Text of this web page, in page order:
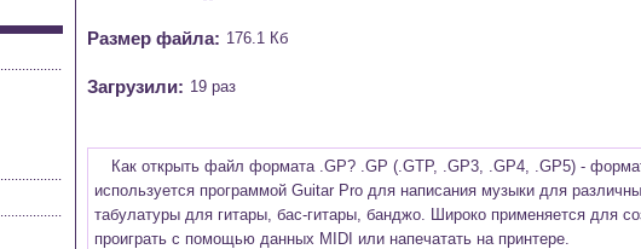
Размер файла: 176.1 Кб
Загрузили: 19 раз
Как открыть файл формата .GP? .GP (.GTP, .GP3, .GP4, .GP5) -
используется программой Guitar Pro для написания музыки для
табулатуры для гитары, бас-гитары, банджо. Широко применяется для
проиграть с помощью данных MIDI или напечатать на принтере.